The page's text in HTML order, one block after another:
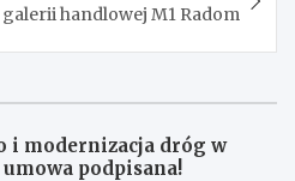
galerii handlowej M1 Radom
i modernizacja dróg w
podpisana!